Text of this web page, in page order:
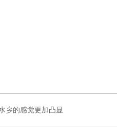
乡的感觉更加凸显